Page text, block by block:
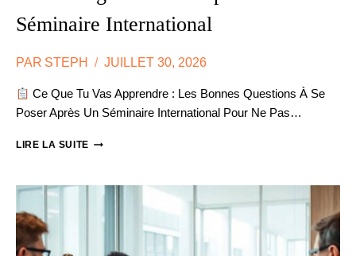
Séminaire International
PAR STEPH JUILLET 30, 2026
Ce Que Tu Vas Apprendre : Les Bonnes Questions À Se
Poser Après Un Séminaire International Pour Ne Pas…
LIRE LA SUITEDÉBRIEFING
UN
INTERNATIONAL